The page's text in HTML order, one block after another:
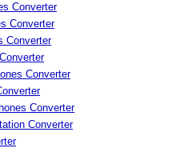
Converter
Converter
Converter
Converter
Converter
Converter